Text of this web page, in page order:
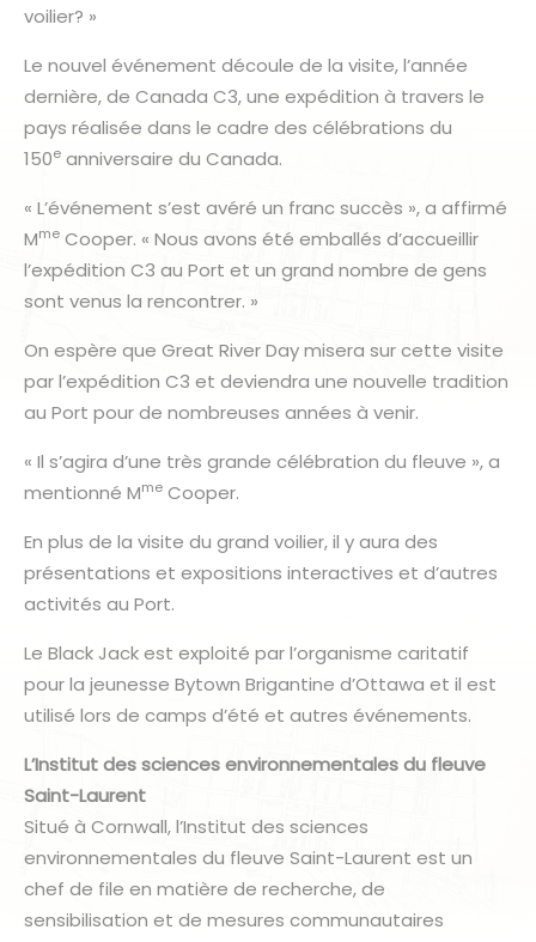
voilier? »
Le nouvel événement découle de la visite, l’année
dernière, de Canada C3, une expédition à travers le
pays réalisée dans le cadre des célébrations du
150e anniversaire du Canada.
« L’événement s’est avéré un franc succès », a affirmé
Mme Cooper. « Nous avons été emballés d’accueillir
l’expédition C3 au Port et un grand nombre de gens
sont venus la rencontrer. »
On espère que Great River Day misera sur cette visite
par l’expédition C3 et deviendra une nouvelle tradition
au Port pour de nombreuses années à venir.
« Il s’agira d’une très grande célébration du fleuve », a
mentionné Mme Cooper.
En plus de la visite du grand voilier, il y aura des
présentations et expositions interactives et d’autres
activités au Port.
Le Black Jack est exploité par l’organisme caritatif
pour la jeunesse Bytown Brigantine d’Ottawa et il est
utilisé lors de camps d’été et autres événements.
L’Institut des sciences environnementales du fleuve
Saint-Laurent
Situé à Cornwall, l’Institut des sciences
environnementales du fleuve Saint-Laurent est un
chef de file en matière de recherche, de
sensibilisation et de mesures communautaires